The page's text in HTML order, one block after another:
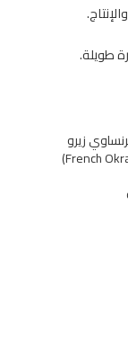
طويلة.
زيرو